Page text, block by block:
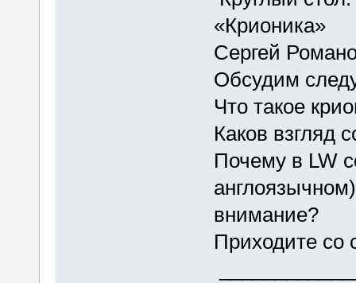
«Крионика»
Сергей
Обсудим
Что такое
Каков взгляд
Почему в LW
внимание?
Приходите со